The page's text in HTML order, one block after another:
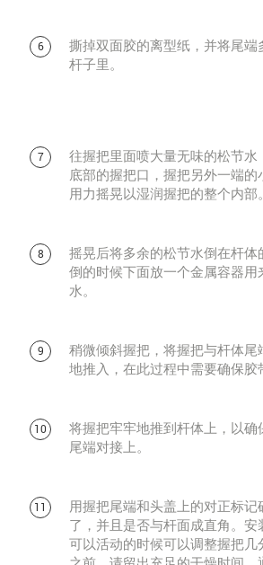
撕掉双面胶的离型纸，并将尾
杆子里。
往握把里面喷大量无味的松节水
底部的握把口，握把另外一端
用力摇晃以湿润握把的整个内部。
摇晃后将多余的松节水倒在杆体
倒的时候下面放一个金属容器
水。
稍微倾斜握把，将握把与杆体尾
地推入，在此过程中需要确保胶
将握把牢牢地推到杆体上，以确
尾端对接上。
用握把尾端和头盖上的对正标
了，并且是否与杆面成直角。安
可以活动的时候可以调整握把